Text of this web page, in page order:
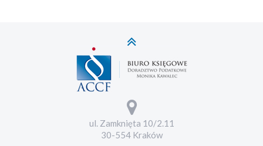
ul. Zamknięta 10/2.11
30-554 Kraków